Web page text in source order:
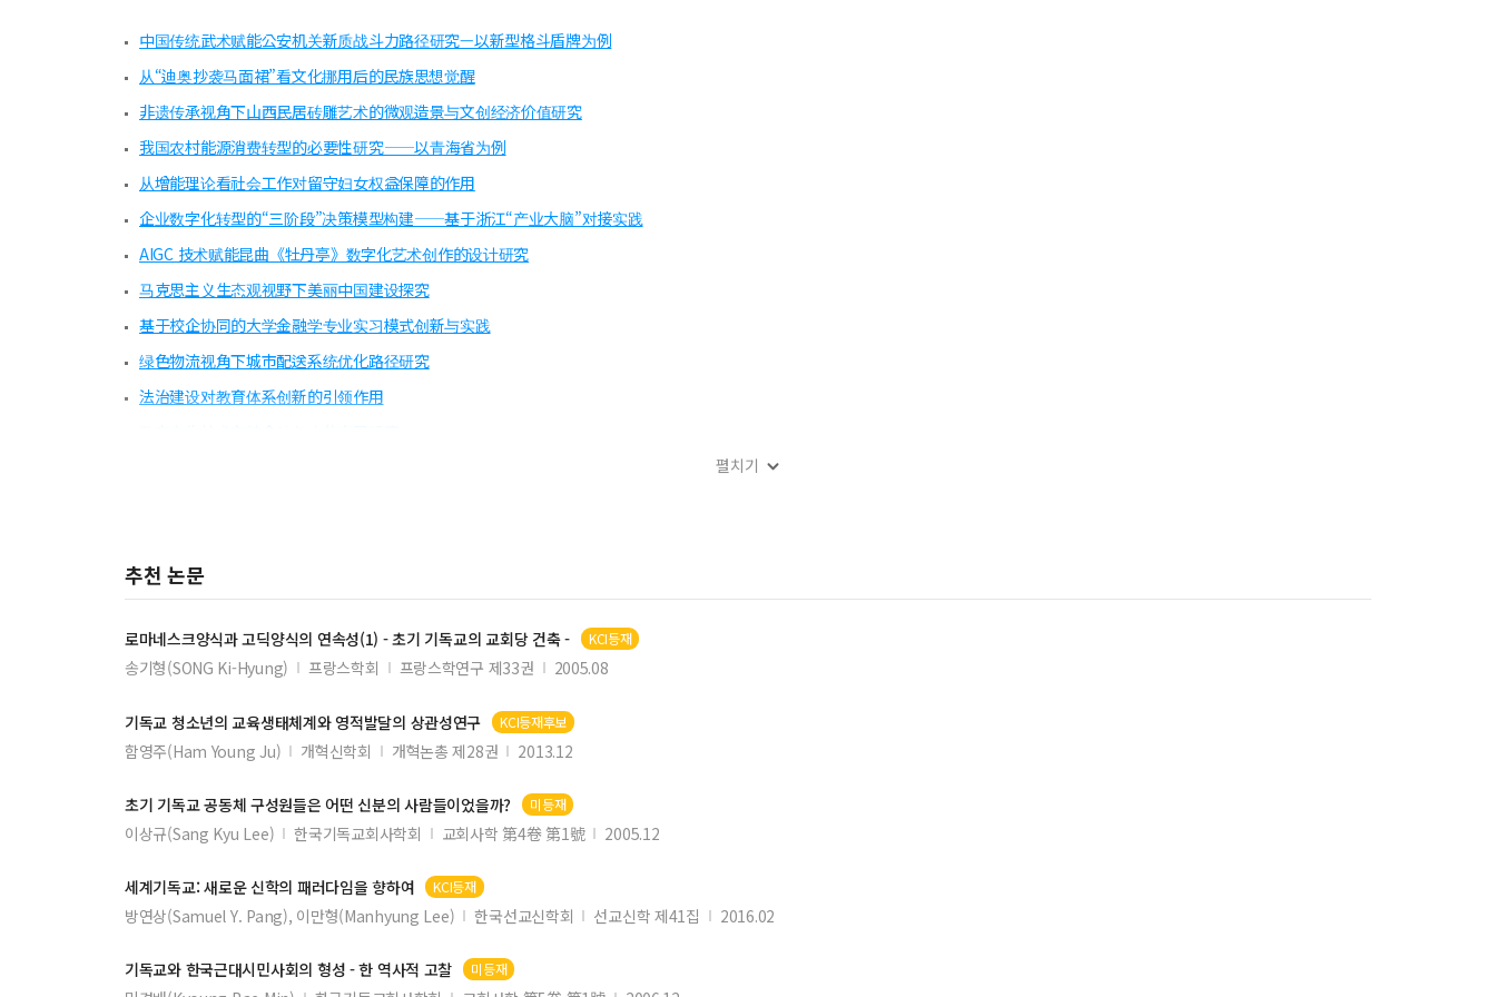
中国传统武术赋能公安机关新质战斗力路径研究—以新型格斗盾牌为例
从“迪奥抄袭马面裙”看文化挪用后的民族思想觉醒
非遗传承视角下山西民居砖雕艺术的微观造景与文创经济价值研究
我国农村能源消费转型的必要性研究——以青海省为例
从增能理论看社会工作对留守妇女权益保障的作用
企业数字化转型的“三阶段”决策模型构建——基于浙江“产业大脑”对接实践
AIGC 技术赋能昆曲《牡丹亭》数字化艺术创作的设计研究
马克思主义生态观视野下美丽中国建设探究
基于校企协同的大学金融学专业实习模式创新与实践
绿色物流视角下城市配送系统优化路径研究
法治建设对教育体系创新的引领作用
基层矛盾纠纷化解的多元协同与善治实现
突发公共卫生事件下边境地区韧性治理的实现路径与困境
构建烟草行业党员干部人才培养长效机制的策略研究
数字化时代延安木刻版画的传承困境与创新传播路径
基于人工智能知识图谱的《工程测量学》一流课程建设研究
“互联网＋”背景下大学英语混合教学模式探究
社交媒体视域下大学生网络思想政治教育的挑战与对策
民非企业多元资金来源渠道拓展及有效配置策略研究
北部湾港物流要素对广西进出口贸易的影响及发展趋势分析
펼치기
추천 논문
로마네스크양식과 고딕양식의 연속성(1) - 초기 기독교의 교회당 건축 - KCI등재
송기형(SONG Ki-Hyung) 프랑스학회 프랑스학연구 제33권 2005.08
기독교 청소년의 교육생태체계와 영적발달의 상관성연구 KCI등재후보
함영주(Ham Young Ju) 개혁신학회 개혁논총 제28권 2013.12
초기 기독교공동체 구성원들은 어떤 신분의 사람들이었을까? 미등재
이상규(Sang Kyu Lee) 한국기독교회사학회 교회사학 第4卷 第1號 2005.12
세계기독교: 새로운 신학의 패러다임을 향하여 KCI등재
방연상(Samuel Y. Pang), 이만형(Manhyung Lee) 한국선교신학회 선교신학 제41집 2016.02
기독교와 한국근대시민사회의 형성 - 한 역사적 고찰 미등재